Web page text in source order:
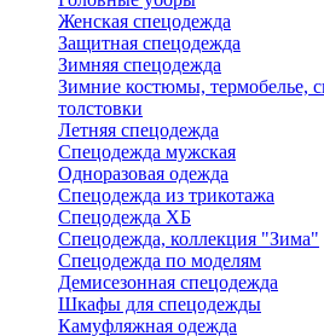
Женская спецодежда
Защитная спецодежда
Зимняя спецодежда
Зимние костюмы, термобелье,
толстовки
Летняя спецодежда
Спецодежда мужская
Одноразовая одежда
Спецодежда из трикотажа
Спецодежда ХБ
Спецодежда, коллекция "Зима"
Спецодежда по моделям
Демисезонная спецодежда
Шкафы для спецодежды
Камуфляжная одежда